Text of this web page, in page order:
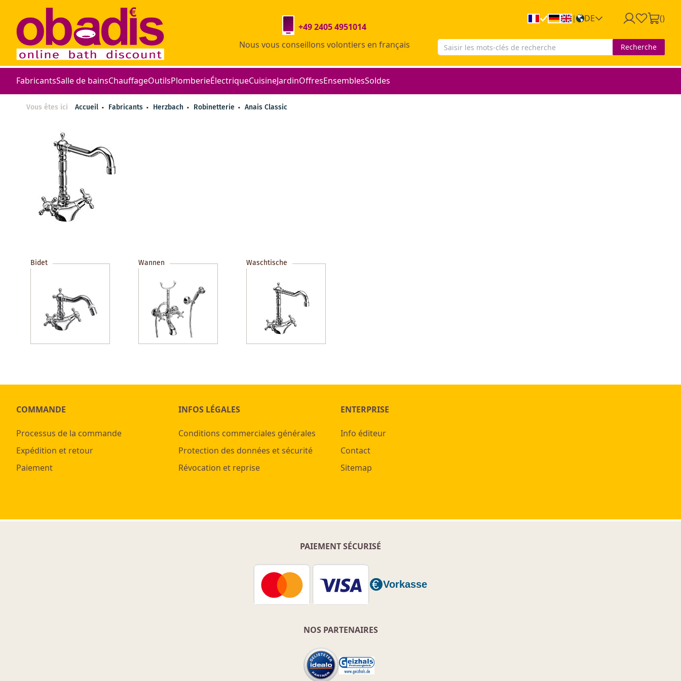
| DE ()
+49 2405 4951014
Nous vous conseillons volontiers en français
Recherche
FabricantsSalle de bainsChauffageOutilsPlomberieÉlectriqueCuisineJardinOffresEnsemblesSoldes
Vous êtes ici Accueil Fabricants Herzbach Robinetterie Anais Classic
Bidet Wannen Waschtische
COMMANDE
Processus de la commande
Expédition et retour
Paiement
INFOS LÉGALES
Conditions commerciales générales
Protection des données et sécurité
Révocation et reprise
ENTERPRISE
Info éditeur
Contact
Sitemap
PAIEMENT SÉCURISÉ
NOS PARTENAIRES